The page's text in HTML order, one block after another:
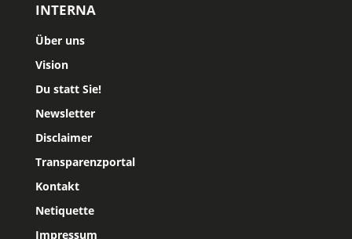
INTERNA
Über uns
Vision
Du statt Sie!
Newsletter
Disclaimer
Transparenzportal
Kontakt
Netiquette
Impressum